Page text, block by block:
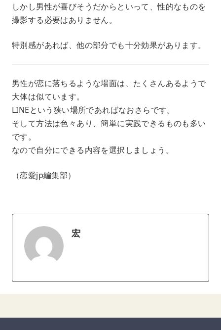
しかし男性が喜びそうだからといって、性的なものを
撮影する必要はありません。
特別感があれば、他の部分でも十分効果があります。
男性が恋に落ちるような場面は、たくさんあるようで
大体は似ています。
LINEという狭い場所であればなおさらです。
そして方法は色々あり、簡単に実践できるものも多い
です。
なので自分にできる内容を選択しましょう。
（恋愛jp編集部）
宏